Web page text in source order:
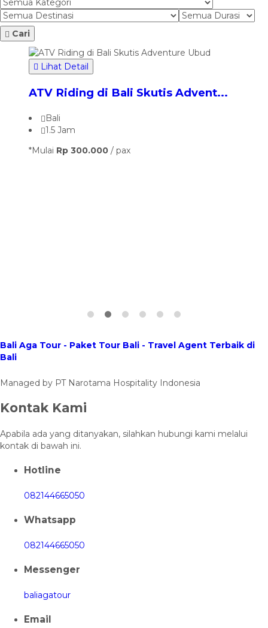
Cari
Lihat Detail
ATV Riding di Bali Skutis Advent...
Bali
1.5 Jam
*Mulai Rp 300.000 / pax
Bali Aga Tour - Paket Tour Bali - Travel Agent Terbaik di
Bali
Managed by PT Narotama Hospitality Indonesia
Kontak Kami
Apabila ada yang ditanyakan, silahkan hubungi kami melalui
kontak di bawah ini.
Hotline
082144665050
Whatsapp
082144665050
Messenger
baliagatour
Email